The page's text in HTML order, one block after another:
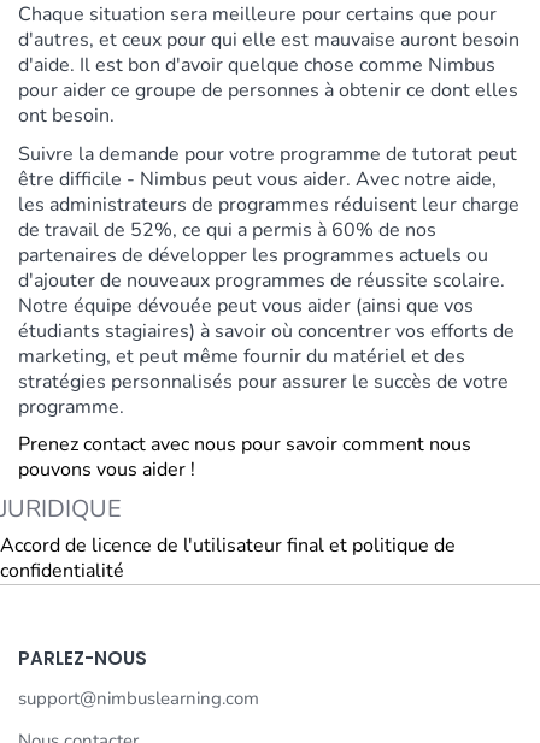
Chaque situation sera meilleure pour certains que pour
d'autres, et ceux pour qui elle est mauvaise auront besoin
d'aide. Il est bon d'avoir quelque chose comme Nimbus
pour aider ce groupe de personnes à obtenir ce dont elles
ont besoin.
Suivre la demande pour votre programme de tutorat peut
être difficile - Nimbus peut vous aider. Avec notre aide,
les administrateurs de programmes réduisent leur charge
de travail de 52%, ce qui a permis à 60% de nos
partenaires de développer les programmes actuels ou
d'ajouter de nouveaux programmes de réussite scolaire.
Notre équipe dévouée peut vous aider (ainsi que vos
étudiants stagiaires) à savoir où concentrer vos efforts de
marketing, et peut même fournir du matériel et des
stratégies personnalisés pour assurer le succès de votre
programme.
Prenez contact avec nous pour savoir comment nous
pouvons vous aider !
JURIDIQUE
Accord de licence de l'utilisateur final et politique de
confidentialité
PARLEZ-NOUS
support@nimbuslearning.com